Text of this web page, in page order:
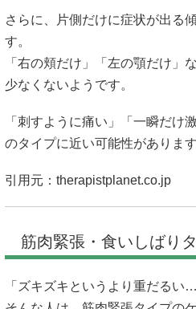
さらに、片側だけに症状が出る
す。
「右の頬だけ」「左の顎だけ」
少なくないようです。
「刺すように痛い」「一瞬だけ
のタイプに近い可能性があります
引用元： therapistplanet.co.jp
筋肉緊張・食いしばり
「ズキズキというより重だるい…